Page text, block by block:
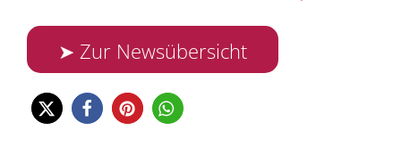
➤ Zur Newsübersicht